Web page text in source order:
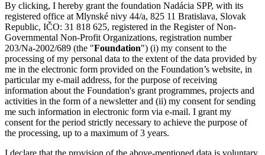
By clicking, I hereby grant the foundation Nadácia SPP, with its
registered office at Mlynské nivy 44/a, 825 11 Bratislava, Slovak
Republic, IČO: 31 818 625, registered in the Register of Non-
Governmental Non-Profit Organizations, registration number
203/Na-2002/689 (the "Foundation") (i) my consent to the
processing of my personal data to the extent of the data provided by
me in the electronic form provided on the Foundation’s website, in
particular my e-mail address, for the purpose of receiving
information about the Foundation's grant programmes, projects and
activities in the form of a newsletter and (ii) my consent for sending
me such information in electronic form via e-mail. I grant my
consent for the period strictly necessary to achieve the purpose of
the processing, up to a maximum of 3 years.